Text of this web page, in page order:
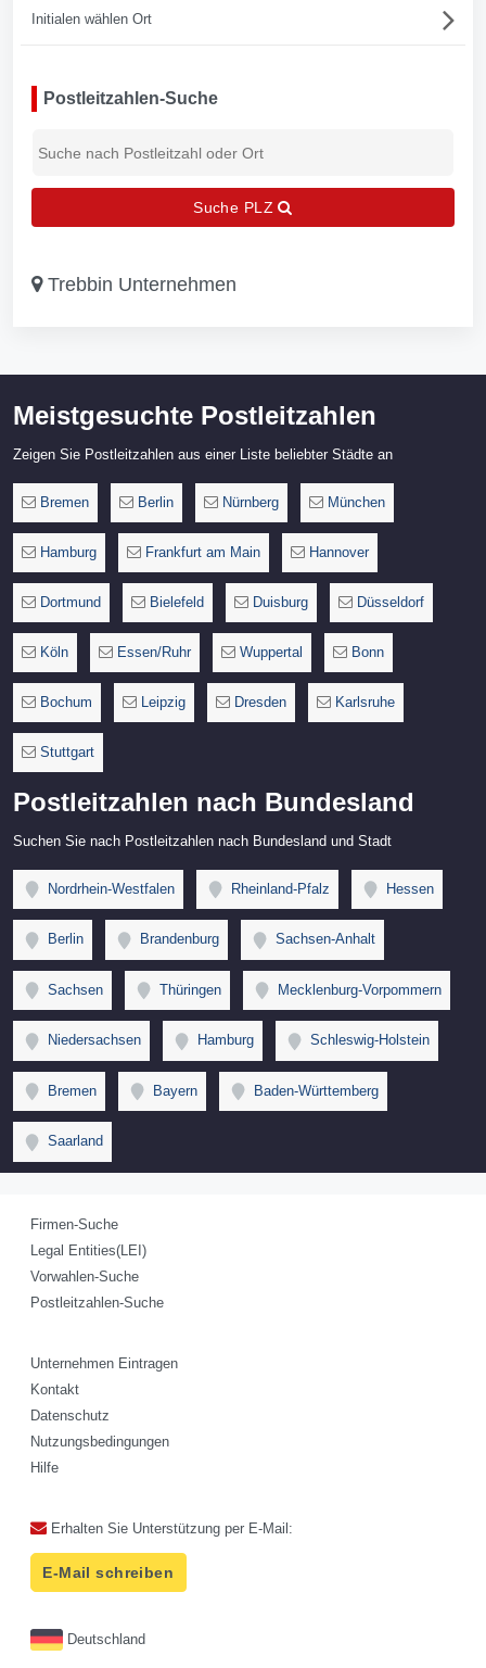
Initialen wählen Ort
Postleitzahlen-Suche
Suche PLZ
Trebbin Unternehmen
Meistgesuchte Postleitzahlen
Zeigen Sie Postleitzahlen aus einer Liste beliebter Städte an
Bremen Berlin Nürnberg München
Hamburg Frankfurt am Main Hannover
Dortmund Bielefeld Duisburg Düsseldorf
Köln Essen/Ruhr Wuppertal Bonn
Bochum Leipzig Dresden Karlsruhe
Stuttgart
Postleitzahlen nach Bundesland
Suchen Sie nach Postleitzahlen nach Bundesland und Stadt
Nordrhein-Westfalen Rheinland-Pfalz Hessen
Berlin Brandenburg Sachsen-Anhalt
Sachsen Thüringen Mecklenburg-Vorpommern
Niedersachsen Hamburg Schleswig-Holstein
Bremen Bayern Baden-Württemberg
Saarland
Firmen-Suche
Legal Entities(LEI)
Vorwahlen-Suche
Postleitzahlen-Suche
Unternehmen Eintragen
Kontakt
Datenschutz
Nutzungsbedingungen
Hilfe
Erhalten Sie Unterstützung per E-Mail:
E-Mail schreiben
Deutschland